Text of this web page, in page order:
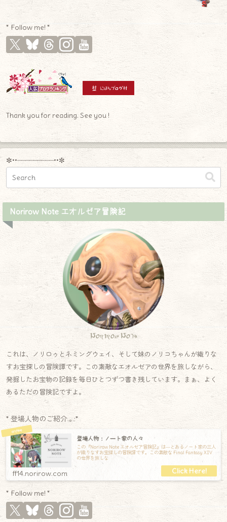
* Follow me! *
Thank you for reading. See you !
✼••┈┈┈┈┈┈┈┈┈••✼
Norirow Note エオルゼア冒険記
Norirow Note
これは、ノリロゥとネミングウェイ、そして妹のノリコちゃんが織りな
すお宝探しの冒険譚です。この素敵なエオルゼアの世界を旅しながら、
発掘したお宝物の記録を毎日ひとつずつ書き残しています。まぁ、よく
あるただの冒険記ですよ。
* 登場人物のご紹介.｡.:*
登場人物：ノート家の人々
この『Norirow Note エオルゼア冒険記』は―とあるノート家の三人
が織りなすお宝探しの冒険譚です。この素敵な Final Fantasy XIV
の世界を旅しな
ff14.norirow.com
* Follow me! *